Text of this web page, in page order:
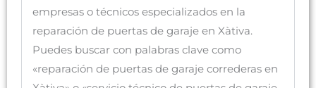
empresas o técnicos especializados en la
reparación de puertas de garaje en Xàtiva.
Puedes buscar con palabras clave como
«reparación de puertas de garaje correderas en